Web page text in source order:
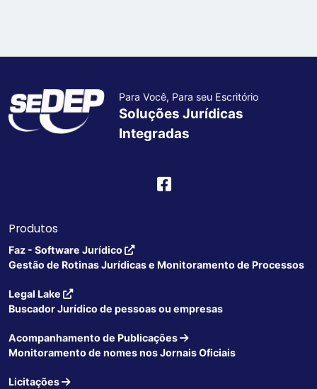
Para Você, Para seu Escritório
Soluções Jurídicas
Integradas
Produtos
Faz - Software Jurídico
Gestão de Rotinas Jurídicas e Monitoramento de Processos
Legal Lake
Buscador Jurídico de pessoas ou empresas
Acompanhamento de Publicações
Monitoramento de nomes nos Jornais Oficiais
Licitações